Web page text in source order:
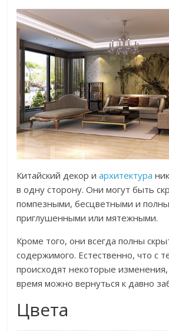
Китайский декор иархитектура
в одну сторону. Они могут быть
помпезными, бесцветными и
приглушенными или мятежными.
Кроме того, они всегда полны
содержимого. Естественно, что с
происходят некоторые
время можно вернуться к давно
Цвета